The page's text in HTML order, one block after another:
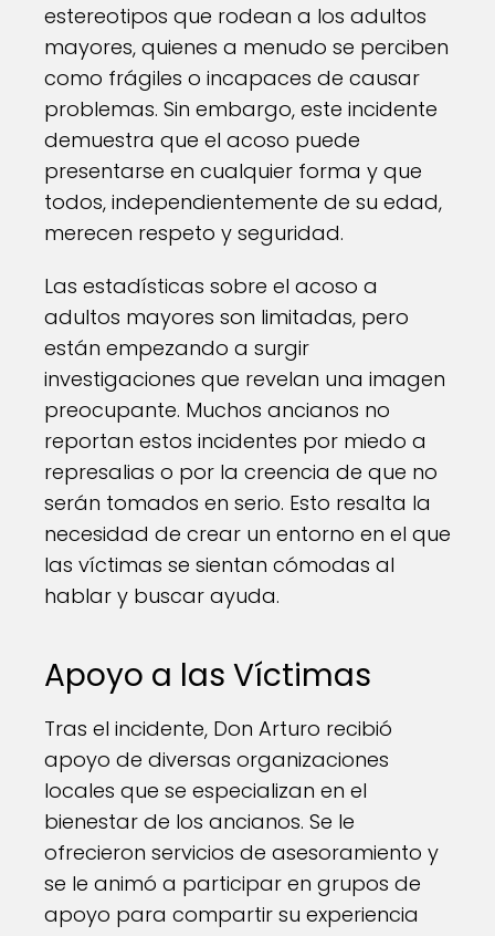
estereotipos que rodean a los adultos
mayores, quienes a menudo se perciben
como frágiles o incapaces de causar
problemas. Sin embargo, este incidente
demuestra que el acoso puede
presentarse en cualquier forma y que
todos, independientemente de su edad,
merecen respeto y seguridad.
Las estadísticas sobre el acoso a
adultos mayores son limitadas, pero
están empezando a surgir
investigaciones que revelan una imagen
preocupante. Muchos ancianos no
reportan estos incidentes por miedo a
represalias o por la creencia de que no
serán tomados en serio. Esto resalta la
necesidad de crear un entorno en el que
las víctimas se sientan cómodas al
hablar y buscar ayuda.
Apoyo a las Víctimas
Tras el incidente, Don Arturo recibió
apoyo de diversas organizaciones
locales que se especializan en el
bienestar de los ancianos. Se le
ofrecieron servicios de asesoramiento y
se le animó a participar en grupos de
apoyo para compartir su experiencia